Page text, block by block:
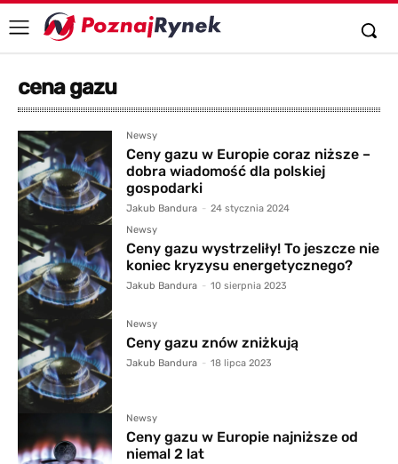
cena gazu
Newsy
Ceny gazu w Europie coraz niższe –
dobra wiadomość dla polskiej
gospodarki
Jakub Bandura - 24 stycznia 2024
Newsy
Ceny gazu wystrzeliły! To jeszcze nie
koniec kryzysu energetycznego?
Jakub Bandura - 10 sierpnia 2023
Newsy
Ceny gazu znów zniżkują
Jakub Bandura - 18 lipca 2023
Newsy
Ceny gazu w Europie najniższe od
niemal 2 lat